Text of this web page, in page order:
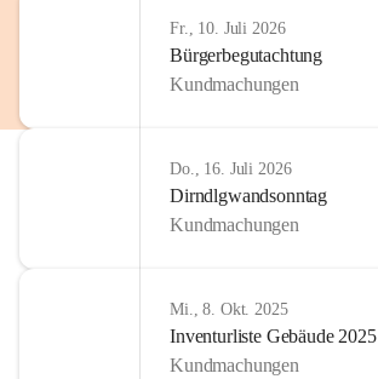
Fr., 10. Juli 2026
Bürgerbegutachtung
Kundmachungen
Do., 16. Juli 2026
Dirndlgwandsonntag
Kundmachungen
Mi., 8. Okt. 2025
Inventurliste Gebäude 2025
Kundmachungen